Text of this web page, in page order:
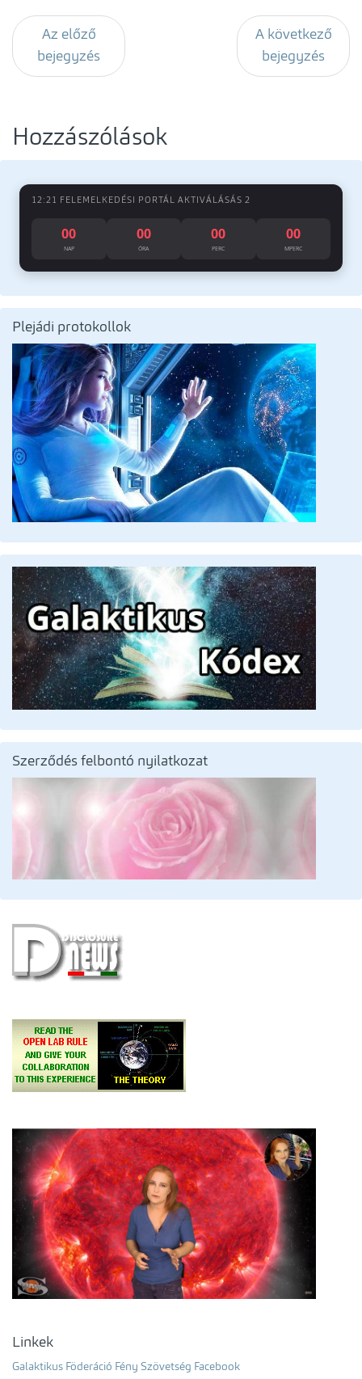
Az előző
bejegyzés
A következő
bejegyzés
Hozzászólások
12:21 FELEMELKEDÉSI PORTÁL AKTIVÁLÁSÁS 2
00
NAP
00
ÓRA
00
PERC
00
MPERC
Plejádi protokollok
Szerződés felbontó nyilatkozat
Linkek
Galaktikus Föderáció Fény Szövetség Facebook